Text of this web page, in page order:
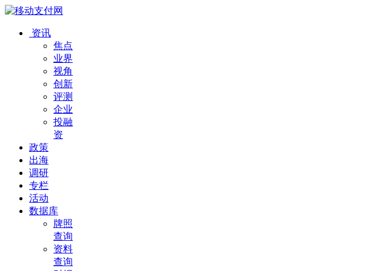
资讯
焦点
业界
视角
创新
评测
企业
投融
资
政策
出海
调研
专栏
活动
数据库
牌照
查询
资料
查询